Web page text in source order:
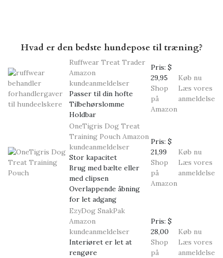
Hvad er den bedste hundepose til træning?
Ruffwear Treat Trader
Amazon
kundeanmeldelser
Passer til din hofte
Tilbehørslomme
Holdbar
Pris: $
29,95
Shop
på
Amazon
Køb nu
Læs vores
anmeldelse
OneTigris Dog Treat
Training Pouch Amazon
kundeanmeldelser
Stor kapacitet
Brug med bælte eller
med clipsen
Overlappende åbning
for let adgang
Pris: $
21,99
Shop
på
Amazon
Køb nu
Læs vores
anmeldelse
EzyDog SnakPak
Amazon
kundeanmeldelser
Interiøret er let at
rengøre
Pris: $
28,00
Shop
på
Køb nu
Læs vores
anmeldelse